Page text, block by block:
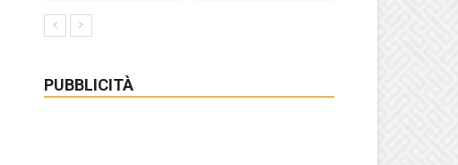
PUBBLICITÀ